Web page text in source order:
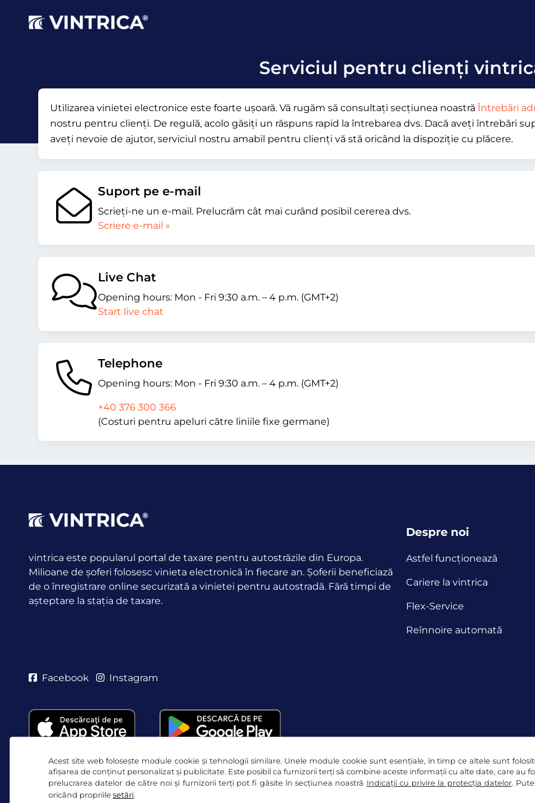
Acest site web folosește module cookie și tehnologii similare. Unele module cookie sunt esențiale, în timp ce altele sunt
afișarea de conținut personalizat și publicitate. Este posibil ca furnizorii terți să combine aceste informații cu alte date, care au
prelucrarea datelor de către noi și furnizorii terți pot fi găsite în secțiunea noastră Indicații cu privire la protecția datelor.
oricând propriile setări.
Serviciul pentru clienți
Utilizarea vinietei electronice este foarte ușoară. Vă rugăm să consultați secțiunea noastră Întrebări
nostru pentru clienți. De regulă, acolo găsiți un răspuns rapid la întrebarea dvs. Dacă aveți întrebări
aveți nevoie de ajutor, serviciul nostru amabil pentru clienți vă stă oricând la dispoziție cu plăcere.
Suport pe e-mail
Scrieţi-ne un e-mail. Prelucrăm cât mai curând posibil cererea dvs.
Scriere e-mail »
Live Chat
Opening hours: Mon - Fri 9:30 a.m. – 4 p.m. (GMT+2)
Start live chat
Telephone
Opening hours: Mon - Fri 9:30 a.m. – 4 p.m. (GMT+2)
+40 376 300 366
(Costuri pentru apeluri către liniile fixe germane)
vintrica este popularul portal de taxare pentru autostrăzile din Europa.
Milioane de șoferi folosesc vinieta electronică în fiecare an. Șoferii beneficiază
de o înregistrare online securizată a vinietei pentru autostradă. Fără timpi de
așteptare la stația de taxare.
Despre noi
Astfel funcţionează
Cariere la vintrica
Flex-Service
Reînnoire automată
Facebook Instagram